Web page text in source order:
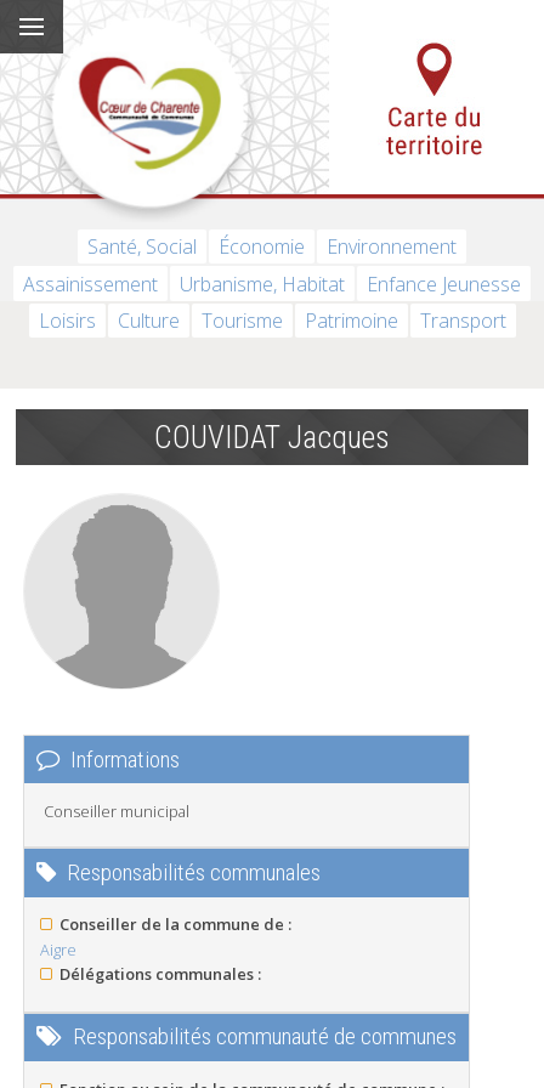
Santé, Social Économie
Environnement
Assainissement
Urbanisme, Habitat
Enfance Jeunesse
Loisirs
Culture Tourisme Patrimoine Transport
COUVIDAT Jacques
Informations
Conseiller municipal
Responsabilités communales
Conseiller de la commune de :
Aigre
Délégations communales :
Responsabilités communauté de communes